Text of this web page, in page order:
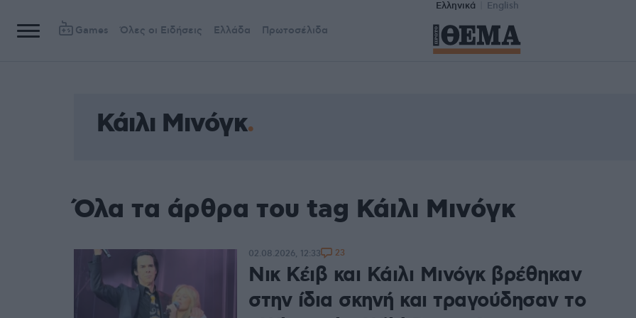
Ελληνικά English
Games Όλες οι Ειδήσεις Ελλάδα Πρωτοσέλιδα
Κάιλι Μινόγκ
Όλα τα άρθρα του tag Κάιλι Μινόγκ
Νικ Κέιβ και Κάιλι Μινόγκ βρέθηκαν
στην ίδια σκηνή και τραγούδησαν το
02.08.2026, 12:33 23